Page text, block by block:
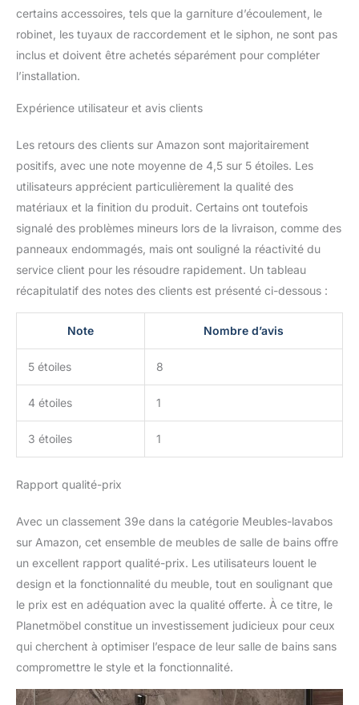
certains accessoires, tels que la garniture d’écoulement, le
robinet, les tuyaux de raccordement et le siphon, ne sont pas
inclus et doivent être achetés séparément pour compléter
l’installation.
Expérience utilisateur et avis clients
Les retours des clients sur Amazon sont majoritairement
positifs, avec une note moyenne de 4,5 sur 5 étoiles. Les
utilisateurs apprécient particulièrement la qualité des
matériaux et la finition du produit. Certains ont toutefois
signalé des problèmes mineurs lors de la livraison, comme des
panneaux endommagés, mais ont souligné la réactivité du
service client pour les résoudre rapidement. Un tableau
récapitulatif des notes des clients est présenté ci-dessous :
Note Nombre d’avis
5 étoiles 8
4 étoiles 1
3 étoiles 1
Rapport qualité-prix
Avec un classement 39e dans la catégorie Meubles-lavabos
sur Amazon, cet ensemble de meubles de salle de bains offre
un excellent rapport qualité-prix. Les utilisateurs louent le
design et la fonctionnalité du meuble, tout en soulignant que
le prix est en adéquation avec la qualité offerte. À ce titre, le
Planetmöbel constitue un investissement judicieux pour ceux
qui cherchent à optimiser l’espace de leur salle de bains sans
compromettre le style et la fonctionnalité.